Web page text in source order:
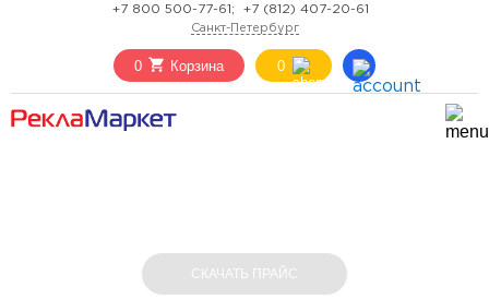
+7 800 500-77-61; +7 (812) 407-20-61
Санкт-Петербург
0 Корзина 0
СКАЧАТЬ ПРАЙС